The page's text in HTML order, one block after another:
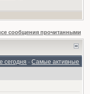
сообщения прочитанными
сегодня ·Самые активные